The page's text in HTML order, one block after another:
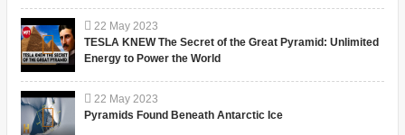
22 May 2023
TESLA KNEW The Secret of the Great Pyramid: Unlimited
Energy to Power the World
22 May 2023
Pyramids Found Beneath Antarctic Ice